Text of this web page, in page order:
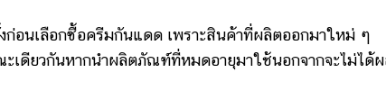
เลือกซื้อครีมกันแดด เพราะสินค้าที่ผลิตออกมาใหม่ ๆ
ดียวกันหากนำผลิตภัณฑ์ที่หมดอายุมาใช้นอกจากจะไม่ได้